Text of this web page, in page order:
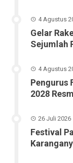
4 Agustus
Gelar
Sejumlah
4 Agustus
Pengurus
2028
26 Juli 2026
Festival